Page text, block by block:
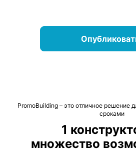
PromoBuilding – это отличное решение
сроками
1
множество